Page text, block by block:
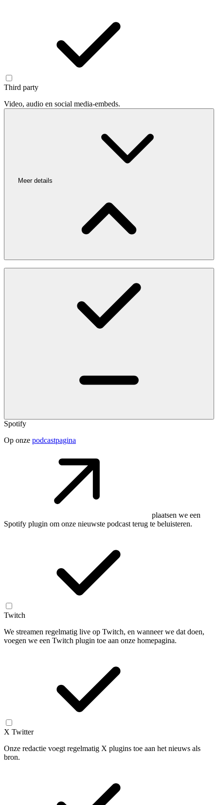
Third party
Video, audio en social media-embeds.
Meer details
Spotify
Op onze podcastpagina
plaatsen we een
Spotify plugin om onze nieuwste podcast terug te beluisteren.
Twitch
We streamen regelmatig live op Twitch, en wanneer we dat doen,
voegen we een Twitch plugin toe aan onze homepagina.
X Twitter
Onze redactie voegt regelmatig X plugins toe aan het nieuws als
bron.